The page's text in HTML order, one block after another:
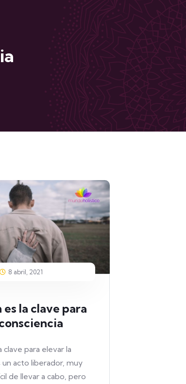
8 abril, 2021
es la clave para
clave para elevar la
un acto liberador, muy
de llevar a cabo, pero